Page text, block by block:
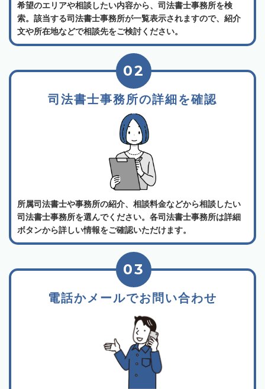
希望のエリアや相談したい内容から、司法書士事務所を検
索。該当する司法書士事務所が一覧表示されますので、紹介
文や所在地などで相談先をご検討ください。
司法書士事務所の詳細を確認
02
所属司法書士や事務所の紹介、相談料金などから相談したい
司法書士事務所を選んでください。各司法書士事務所は詳細
ボタンから詳しい情報をご確認いただけます。
電話かメールでお問い合わせ
03